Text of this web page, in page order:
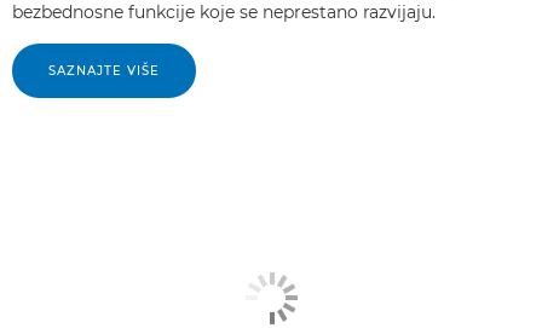
bezbednosne funkcije koje se neprestano razvijaju.
SAZNAJTE VIŠE